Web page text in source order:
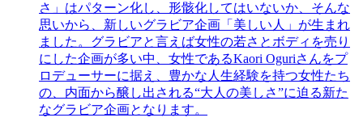
さ」はパターン化し、形骸化してはいないか、そんな
思いから、新しいグラビア企画「美しい人」が生まれ
ました。グラビアと言えば女性の若さとボディを売り
にした企画が多い中、女性であるKaori Oguriさんをプ
ロデューサーに据え、豊かな人生経験を持つ女性たち
の、内面から醸し出される“大人の美しさ”に迫る新た
なグラビア企画となります。